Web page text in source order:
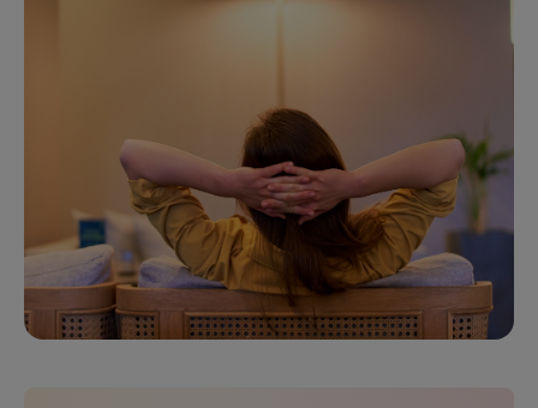
Ao preencher este formulário, entraremos em contacto
consigo para lhe fazer chegar a nossa oferta de
Eletricidade e Gás.
Aceite aPolítica de Privacidade
Nós ligamos!